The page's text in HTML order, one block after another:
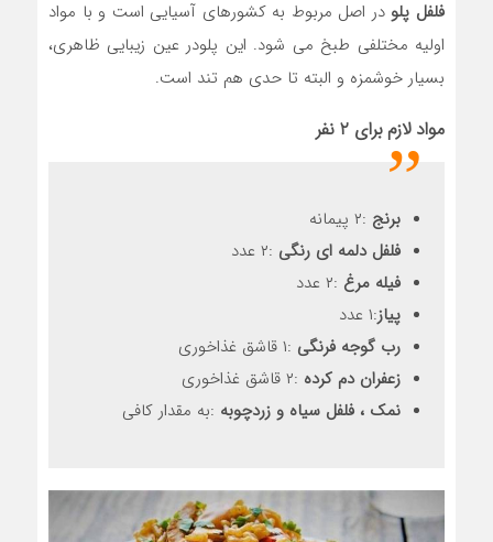
فلفل پلو در اصل مربوط به کشورهای آسیایی است و با مواد
اولیه مختلفی طبخ می شود. این پلودر عین زیبایی ظاهری،
بسیار خوشمزه و البته تا حدی هم تند است.
مواد لازم برای ۲ نفر
برنج :۲ پیمانه
فلفل دلمه ای رنگی :۲ عدد
فیله مرغ :۲ عدد
پیاز:۱ عدد
رب گوجه فرنگی :۱ قاشق غذاخوری
زعفران دم کرده :۲ قاشق غذاخوری
نمک ، فلفل سیاه و زردچوبه :به مقدار کافی